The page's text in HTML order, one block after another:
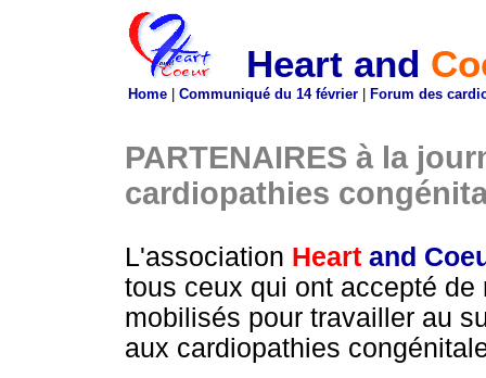
Heart and
Home Communiqué du 14 février Forum des
PARTENAIRES à la
cardiopathies
L'association Heart and
tous ceux qui ont accepté
mobilisés pour travailler au
aux cardiopathies